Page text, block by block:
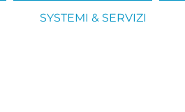
SYSTEMI & SERVIZI